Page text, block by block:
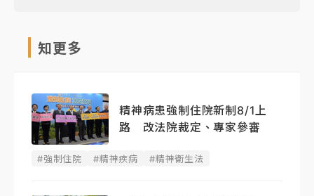
知更多
精神病患強制住院新制8/1上
路 改法院裁定、專家參審
#強制住院 #精神疾病 #精神衛生法